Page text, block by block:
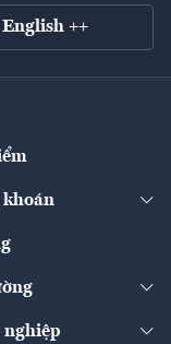
English ++
khoán
nghiệp niêm yết
nghiệp